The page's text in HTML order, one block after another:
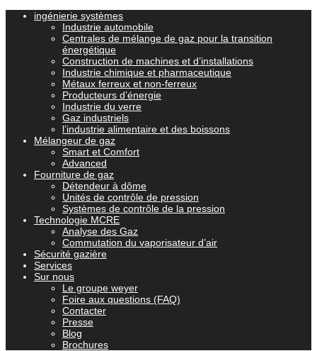
ingénierie systèmes
Industrie automobile
Centrales de mélange de gaz pour la transition
énergétique
Construction de machines et d’installations
Industrie chimique et pharmaceutique
Métaux ferreux et non-ferreux
Producteurs d’énergie
Industrie du verre
Gaz industriels
l’industrie alimentaire et des boissons
Mélangeur de gaz
Smart et Comfort
Advanced
Fourniture de gaz
Détendeur à dôme
Unités de contrôle de pression
Systèmes de contrôle de la pression
Technologie MCRE
Analyse des Gaz
Commutation du vaporisateur d’air
Sécurité gazière
Services
Sur nous
Le groupe weyer
Foire aux questions (FAQ)
Contacter
Presse
Blog
Brochures